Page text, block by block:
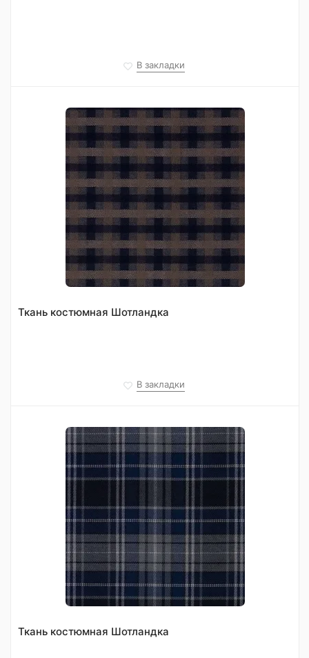
В закладки
Ткань костюмная Шотландка
В закладки
Ткань костюмная Шотландка